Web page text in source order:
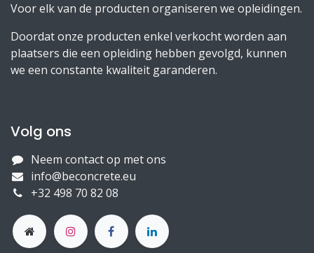
Voor elk van de producten organiseren we opleidingen.
Doordat onze producten enkel verkocht worden aan
plaatsers die een opleiding hebben gevolgd, kunnen
we een constante kwaliteit garanderen.
Volg ons
Neem contact op met ons
info@beconcrete.eu
+32 498 70 82 08